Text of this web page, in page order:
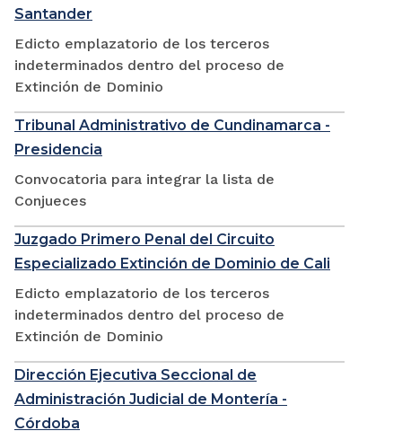
Santander
Edicto emplazatorio de los terceros
indeterminados dentro del proceso de
Extinción de Dominio
Tribunal Administrativo de Cundinamarca -
Presidencia
Convocatoria para integrar la lista de
Conjueces
Juzgado Primero Penal del Circuito
Especializado Extinción de Dominio de Cali
Edicto emplazatorio de los terceros
indeterminados dentro del proceso de
Extinción de Dominio
Dirección Ejecutiva Seccional de
Administración Judicial de Montería -
Córdoba